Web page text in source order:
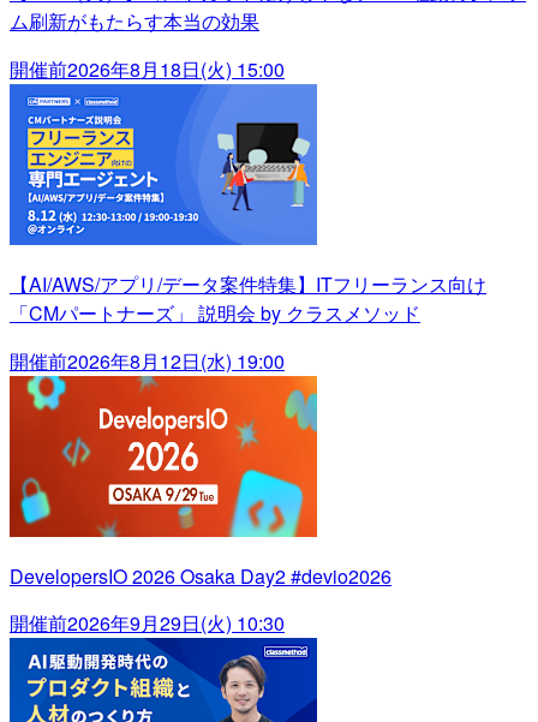
ム刷新がもたらす本当の効果
開催前2026年8月18日(火) 15:00
【AI/AWS/アプリ/データ案件特集】ITフリーランス向け
「CMパートナーズ」 説明会 by クラスメソッド
開催前2026年8月12日(水) 19:00
DevelopersIO 2026 Osaka Day2 #devio2026
開催前2026年9月29日(火) 10:30